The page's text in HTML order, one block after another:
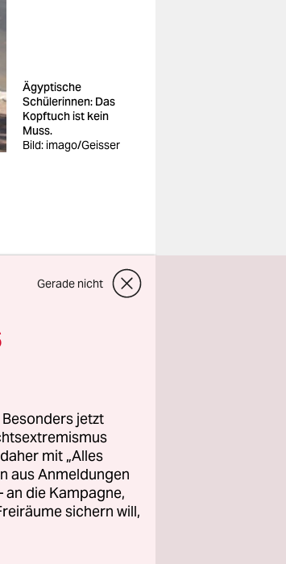
Ägyptische
Schülerinnen: Das
Kopftuch ist kein
Muss.
Bild: imago/Geisser
Gerade nicht
jetzt
mit „Alles
aus Anmeldungen
an die Kampagne,
sichern will,